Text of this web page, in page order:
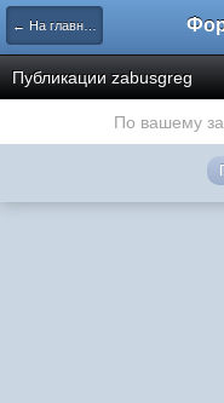
← На главную
Публикации zabusgreg
По вашему